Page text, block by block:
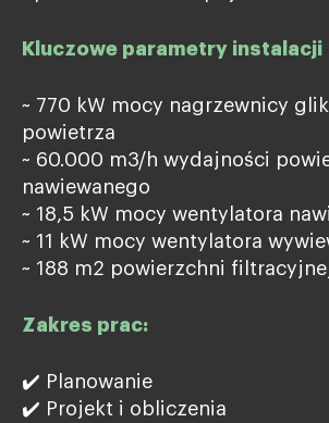
Kluczowe parametry instalacji
~ 770 kW mocy nagrzewnicy
powietrza
~ 60.000 m3/h wydajności
nawiewanego
~ 18,5 kW mocy wentylatora
~ 11 kW mocy wentylatora
~ 188 m2 powierzchni
Zakres prac:
✔️ Planowanie
✔️ Projekt i obliczenia